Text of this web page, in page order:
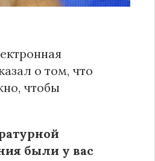
о том, что
чтобы
были у вас